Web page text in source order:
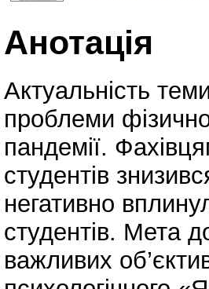
Анотація
Актуальність
проблеми
пандемії.
студентів
негативно
студентів. Мета
важливих